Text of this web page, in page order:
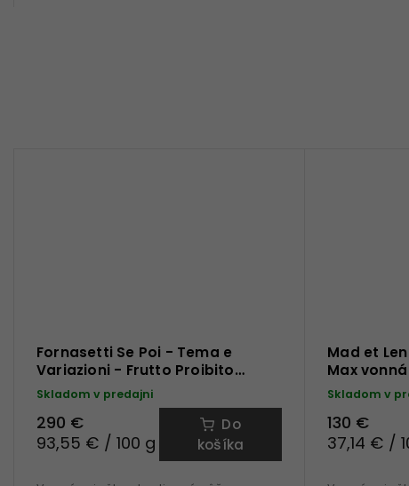
Fornasetti Se Poi - Tema e
Variazioni - Frutto Proibito
vonná sviečka 310 g
Skladom v predajni
290 €
93,55 € / 100 g
Do
košíka
Mad et
Max
Skladom v
130 €
37,14 € /